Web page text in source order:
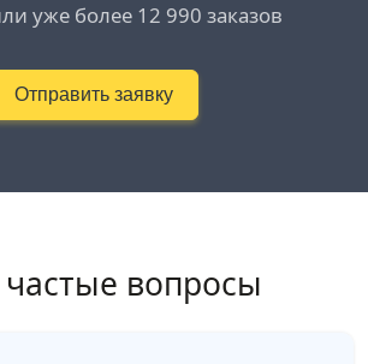
уже более 12 990 заказов
Отправить заявку
частые вопросы